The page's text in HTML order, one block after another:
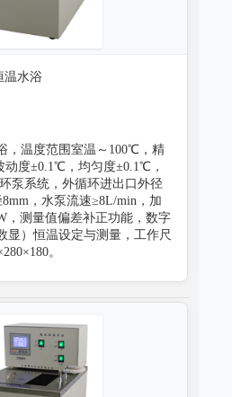
温水浴
，温度范围室温～100℃，精
动度±0.1℃，均匀度±0.1℃，
泵系统，外循环进出口外径
8mm，水泵流速≥8L/min，加
，测量值偏差补正功能，数字
显）恒温设定与测量，工作尺
。